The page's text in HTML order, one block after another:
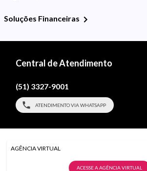
Soluções Financeiras
Central de Atendimento
(51) 3327-9001
ATENDIMENTO VIA WHATSAPP
AGÊNCIA VIRTUAL
ACESSE A AGÊNCIA VIRTUAL